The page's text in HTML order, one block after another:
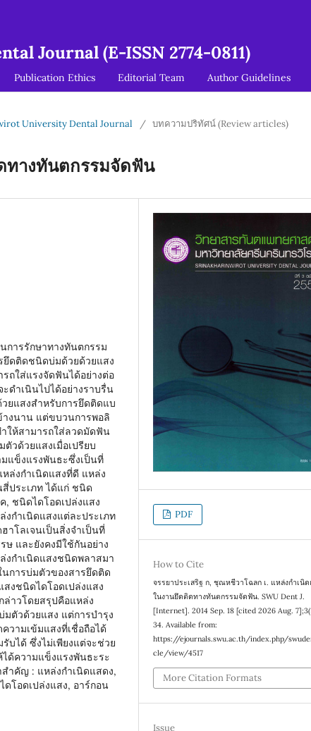
Journal (E-ISSN 2774-0811)
Publication Ethics Editorial Team Author Guidelines
University Dental Journal / บทความปริทัศน์ (Review articles)
ทางทันตกรรมจัดฟัน
การรักษาทางทันตกรรม
ยึดติดชนิดบ่มด้วยด้วยแสง
ถใส่แรงจัดฟันได้อย่างต่อ
ะดำเนินไปได้อย่างราบรื่น
ยแสงสำหรับการยึดติดแบ
างนาน แต่ขบวนการพอลิ
ให้สามารถใส่ลวดมัดฟัน
วด้วยแสงเมื่อเปรียบ
แข็งแรงพันธะซึ่งเป็นที่
ล่งกำเนิดแสงที่ดี แหล่ง
สี่ประเภท ได้แก่ ชนิด
, ชนิดไดโอดเปล่งแสง
กำเนิดแสงแต่ละประเภท
าโลเจนเป็นสิ่งจำเป็นที่
ษ และยังคงมีใช้กันอย่าง
งกำเนิดแสงชนิดพลาสมา
นการบ่มตัวของสารยึดติด
งชนิดไดโอดเปล่งแสง
ล่าวโดยสรุปคือแหล่ง
ตัวด้วยแสง แต่การบำรุง
วามเข้มแสงที่เชื่อถือได้
ได้ ซึ่งไม่เพียงแต่จะช่วย
ได้ความแข็งแรงพันธะระ
ำคัญ : แหล่งกำเนิดแสดง,
โอดเปล่งแสง, อาร์กอน
PDF
How to Cite
จรรยาประเสริฐ ก, ชุณหชีวาโฉลก เ. แหล่งกำเนิ
ในงานยึดติดทางทันตกรรมจัดฟัน. SWU Dent J.
[Internet]. 2014 Sep. 18 [cited 2026 Aug.
34. Available from:
https://ejournals.swu.ac.th/index.php/
cle/view/4517
More Citation Formats
Issue